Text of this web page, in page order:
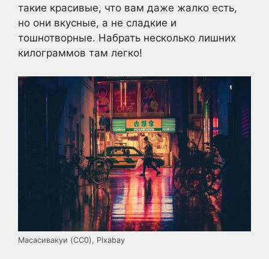
такие красивые, что вам даже жалко есть,
но они вкусные, а не сладкие и
тошнотворные. Набрать несколько лишних
килограммов там легко!
Масасивакуи (CC0), Pixabay